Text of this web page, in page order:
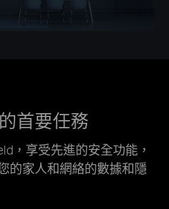
首要任務
，享受先進的安全功能，
的家人和網絡的數據和隱